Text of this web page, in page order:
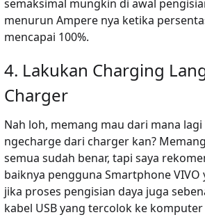
semaksimal mungkin di awal
menurun Ampere nya ketika
mencapai 100%.
4. Lakukan Charging
Charger
Nah loh, memang mau dari mana lagi
ngecharge dari charger kan?
semua sudah benar, tapi saya
baiknya pengguna Smartphone
jika proses pengisian daya juga
kabel USB yang tercolok ke